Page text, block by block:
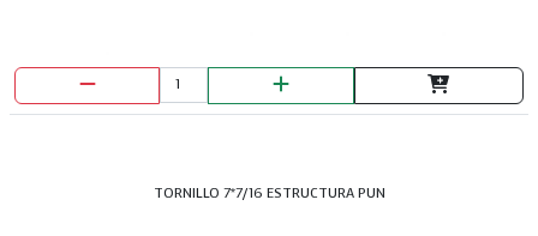
TORNILLO 7*7/16 ESTRUCTURA PUN